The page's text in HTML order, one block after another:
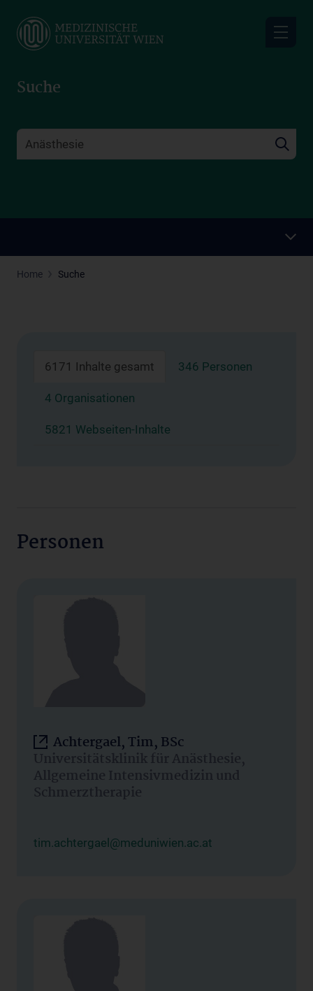
main
Suche
Home Suche
6171 Inhalte gesamt 346 Personen
4 Organisationen
5821 Webseiten-Inhalte
Personen
Achtergael, Tim, BSc
Universitätsklinik für Anästhesie,
Allgemeine Intensivmedizin und
Schmerztherapie
tim.achtergael@meduniwien.ac.at